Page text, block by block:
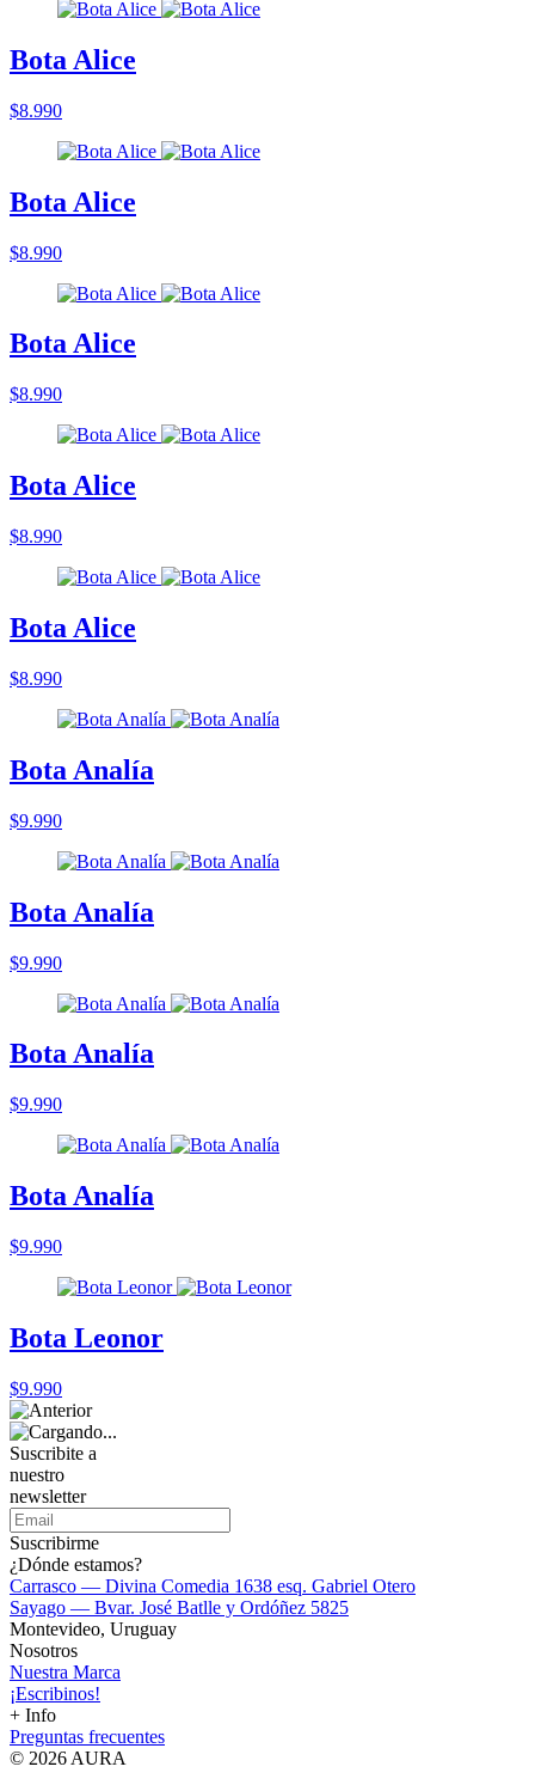
Bota Alice
$8.990
Bota Alice
$8.990
Bota Alice
$8.990
Bota Alice
$8.990
Bota Alice
$8.990
Bota Analía
$9.990
Bota Analía
$9.990
Bota Analía
$9.990
Bota Analía
$9.990
Bota Leonor
$9.990
Suscribite a
nuestro
newsletter
Suscribirme
¿Dónde estamos?
Carrasco — Divina Comedia 1638 esq. Gabriel Otero
Sayago — Bvar. José Batlle y Ordóñez 5825
Montevideo, Uruguay
Nosotros
Nuestra Marca
¡Escribinos!
+ Info
Preguntas frecuentes
© 2026 AURA